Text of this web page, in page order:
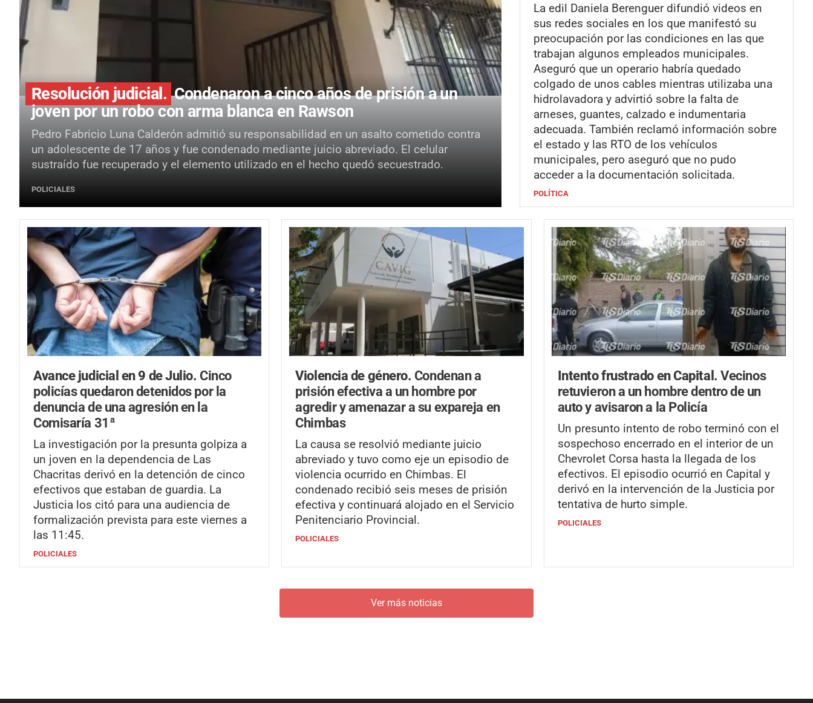
Resolución judicial. Condenaron a cinco años de prisión a un
joven por un robo con arma blanca en Rawson
Pedro Fabricio Luna Calderón admitió su responsabilidad en un asalto cometido contra
un adolescente de 17 años y fue condenado mediante juicio abreviado. El celular
sustraído fue recuperado y el elemento utilizado en el hecho quedó secuestrado.
POLICIALES
La edil Daniela Berenguer difundió videos en
sus redes sociales en los que manifestó su
preocupación por las condiciones en las que
trabajan algunos empleados municipales.
Aseguró que un operario habría quedado
colgado de unos cables mientras utilizaba una
hidrolavadora y advirtió sobre la falta de
arneses, guantes, calzado e indumentaria
adecuada. También reclamó información sobre
el estado y las RTO de los vehículos
municipales, pero aseguró que no pudo
acceder a la documentación solicitada.
POLÍTICA
Avance judicial en 9 de Julio. Cinco
policías quedaron detenidos por la
denuncia de una agresión en la
Comisaría 31ª
La investigación por la presunta golpiza a
un joven en la dependencia de Las
Chacritas derivó en la detención de cinco
efectivos que estaban de guardia. La
Justicia los citó para una audiencia de
formalización prevista para este viernes a
las 11:45.
POLICIALES
Violencia de género. Condenan a
prisión efectiva a un hombre por
agredir y amenazar a su expareja en
Chimbas
La causa se resolvió mediante juicio
abreviado y tuvo como eje un episodio de
violencia ocurrido en Chimbas. El
condenado recibió seis meses de prisión
efectiva y continuará alojado en el Servicio
Penitenciario Provincial.
POLICIALES
Intento frustrado en Capital.Vecinos
retuvieron a un hombre dentro de un
auto y avisaron a la Policía
Un presunto intento de robo terminó con el
sospechoso encerrado en el interior de un
Chevrolet Corsa hasta la llegada de los
efectivos. El episodio ocurrió en Capital y
derivó en la intervención de la Justicia por
tentativa de hurto simple.
POLICIALES
Ver más noticias